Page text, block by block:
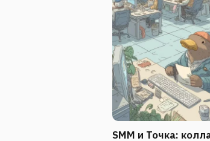
SMM и Точка: